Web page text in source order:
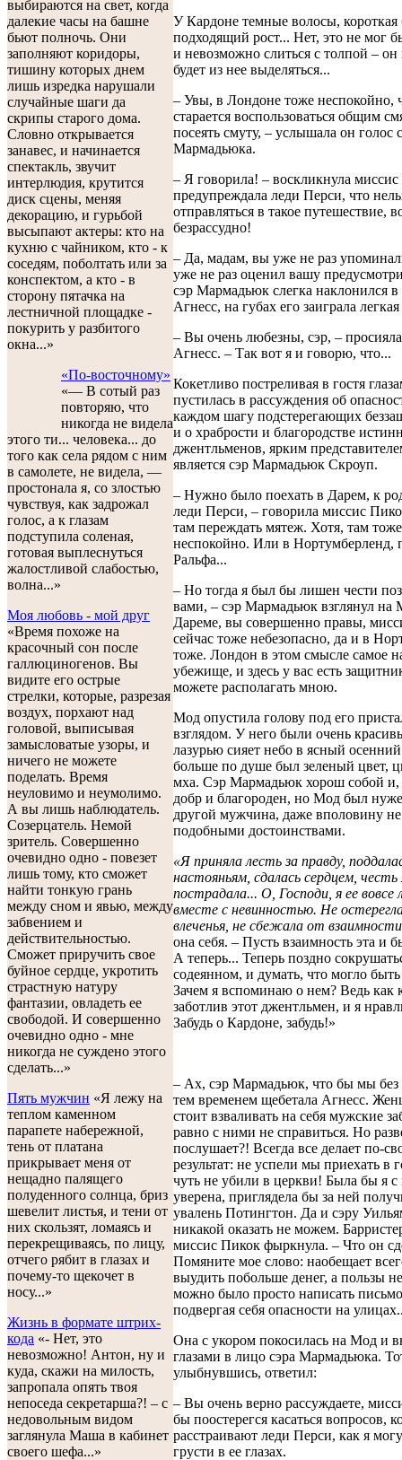
выбираются на свет, когда
далекие часы на башне
бьют полночь. Они
заполняют коридоры,
тишину которых днем
лишь изредка нарушали
случайные шаги да
скрипы старого дома.
Словно открывается
занавес, и начинается
спектакль, звучит
интерлюдия, крутится
диск сцены, меняя
декорацию, и гурьбой
высыпают актеры: кто на
кухню с чайником, кто - к
соседям, поболтать или за
конспектом, а кто - в
сторону пятачка на
лестничной площадке -
покурить у разбитого
окна...»
«По-восточному»
«— В сотый раз
повторяю, что
никогда не видела
этого ти... человека... до
того как села рядом с ним
в самолете, не видела, —
простонала я, со злостью
чувствуя, как задрожал
голос, а к глазам
подступила соленая,
готовая выплеснуться
жалостливой слабостью,
волна...»
Моя любовь - мой друг
«Время похоже на
красочный сон после
галлюциногенов. Вы
видите его острые
стрелки, которые, разрезая
воздух, порхают над
головой, выписывая
замысловатые узоры, и
ничего не можете
поделать. Время
неуловимо и неумолимо.
А вы лишь наблюдатель.
Созерцатель. Немой
зритель. Совершенно
очевидно одно - повезет
лишь тому, кто сможет
найти тонкую грань
между сном и явью, между
забвением и
действительностью.
Сможет приручить свое
буйное сердце, укротить
страстную натуру
фантазии, овладеть ее
свободой. И совершенно
очевидно одно - мне
никогда не суждено этого
сделать...»
Пять мужчин «Я лежу на
теплом каменном
парапете набережной,
тень от платана
прикрывает меня от
нещадно палящего
полуденного солнца, бриз
шевелит листья, и тени от
них скользят, ломаясь и
перекрещиваясь, по лицу,
отчего рябит в глазах и
почему-то щекочет в
носу...»
Жизнь в формате штрих-
кода «- Нет, это
невозможно! Антон, ну и
куда, скажи на милость,
запропала опять твоя
непоседа секретарша?! – с
недовольным видом
заглянула Маша в кабинет
своего шефа...»
У Кардоне темные волосы, короткая
подходящий рост... Нет, это не мог
и невозможно слиться с толпой – он
будет из нее выделяться...
– Увы, в Лондоне тоже неспокойно,
старается воспользоваться общим
посеять смуту, – услышала он голос
Мармадьюка.
– Я говорила! – воскликнула
предупреждала леди Перси, что
отправляться в такое путешествие,
безрассудно!
– Да, мадам, вы уже не раз
уже не раз оценил вашу
сэр Мармадьюк слегка наклонился в
Агнесс, на губах его заиграла
– Вы очень любезны, сэр, –
Агнесс. – Так вот я и говорю, что...
Кокетливо постреливая в гостя
пустилась в рассуждения об
каждом шагу подстерегающих
и о храбрости и благородстве
джентльменов, ярким
является сэр Мармадьюк Скроуп.
– Нужно было поехать в Дарем, к
леди Перси, – говорила миссис
там переждать мятеж. Хотя, там
неспокойно. Или в Нортумберленд,
Ральфа...
– Но тогда я был бы лишен чести
вами, – сэр Мармадьюк взглянул на
Дареме, вы совершенно правы,
сейчас тоже небезопасно, да и в
тоже. Лондон в этом смысле самое
убежище, и здесь у вас есть
можете располагать мною.
Мод опустила голову под его
взглядом. У него были очень
лазурью сияет небо в ясный
больше по душе был зеленый цвет,
мха. Сэр Мармадьюк хорош собой и,
добр и благороден, но Мод был
другой мужчина, даже вполовину
подобными достоинствами.
«Я приняла лесть за правду,
настояньям, сдалась сердцем, честь
пострадала... О, Господи, я ее вовсе
вместе с невинностью. Не
влеченья, не сбежала от
она себя. – Пусть взаимность эта и
А теперь... Теперь поздно
содеянном, и думать, что могло
Зачем я вспоминаю о нем? Ведь как
заботлив этот джентльмен, и я
Забудь о Кардоне, забудь!»
– Ах, сэр Мармадьюк, что бы мы без
тем временем щебетала Агнесс.
стоит взваливать на себя мужские
равно с ними не справиться. Но
послушает?! Всегда все делает по-
результат: не успели мы приехать в
чуть не убили в церкви! Была бы я с
уверена, приглядела бы за ней
увалень Потингтон. Да и сэру
никакой оказать не можем.
миссис Пикок фыркнула. – Что он
Помяните мое слово: наобещает
выудить побольше денег, а пользы
можно было просто написать
подвергая себя опасности на
Она с укором покосилась на Мод и
глазами в лицо сэра Мармадьюка.
улыбнувшись, ответил:
– Вы очень верно рассуждаете,
бы поостерегся касаться вопросов,
расстраивают леди Перси, как я
грусти в ее глазах.